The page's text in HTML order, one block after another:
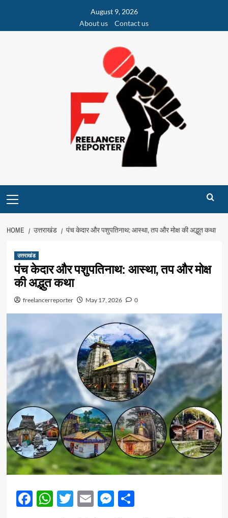
content
August 9, 2026
About us
Contact us
Menu
HOME उत्तराखंड पंच केदार और पशुपतिनाथ: आस्था, तप और मोक्ष की अद्भुत कथा
उत्तराखंड
पंच केदार और पशुपतिनाथ: आस्था, तप और मोक्ष
की अद्भुत कथा
freelancerreporter May 17, 2026 0
Facebook
WhatsApp
Twitter
EmailMessenger
Share